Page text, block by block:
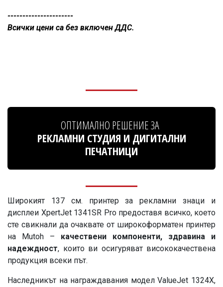
----------------------
Всички цени са без включен ДДС.
ОПТИМАЛНО РЕШЕНИЕ ЗА
РЕКЛАМНИ СТУДИЯ И ДИГИТАЛНИ
ПЕЧАТНИЦИ
Широкият 137 см. принтер за рекламни знаци и
дисплеи XpertJet 1341SR Pro предоставя всичко, което
сте свикнали да очаквате от широкоформатен принтер
на Mutoh – качествени компоненти, здравина и
надеждност, които ви осигуряват висококачествена
продукция всеки път.
Наследникът на награждавания модел ValueJet 1324X,